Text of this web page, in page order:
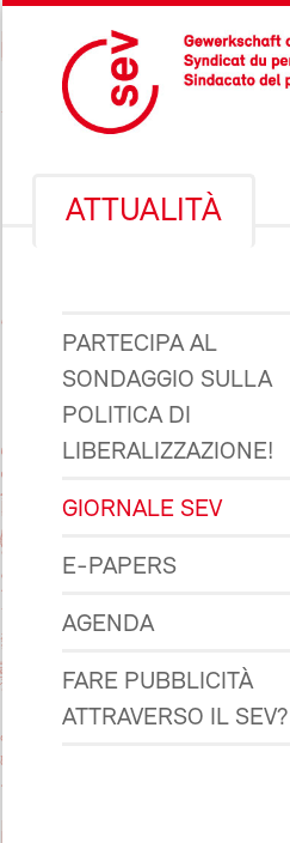
ATTUALITÀ
PARTECIPA AL
SONDAGGIO SULLA
POLITICA DI
LIBERALIZZAZIONE!
GIORNALE SEV
E-PAPERS
AGENDA
FARE PUBBLICITÀ
ATTRAVERSO IL SEV?